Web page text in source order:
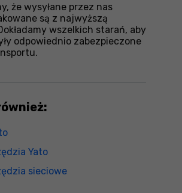
że wysyłane przez nas
są z najwyższą
wszelkich starań, aby
odpowiednio zabezpieczone
Yato
sieciowe